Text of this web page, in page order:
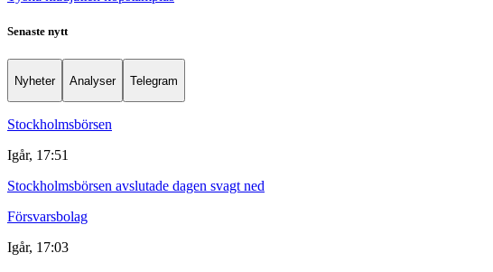
Senaste nytt
Nyheter Analyser Telegram
Stockholmsbörsen
Igår, 17:51
Stockholmsbörsen avslutade dagen svagt ned
Försvarsbolag
Igår, 17:03